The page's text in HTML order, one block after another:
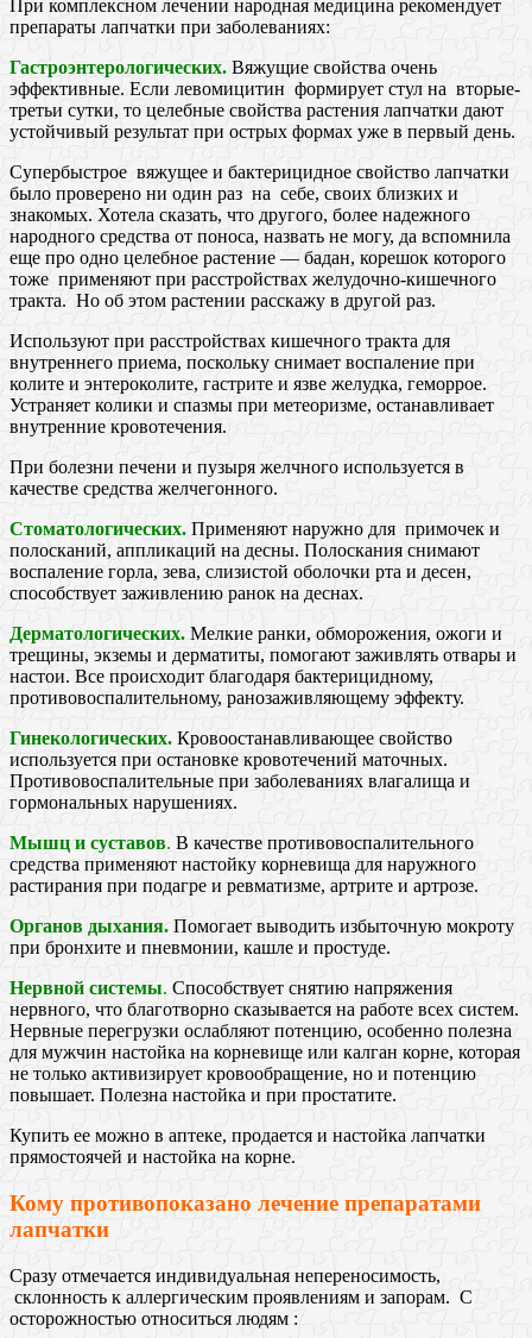
При комплексном лечении народная медицина рекомендует
препараты лапчатки при заболеваниях:
Гастроэнтерологических. Вяжущие свойства очень
эффективные. Если левомицитин формирует стул на вторые-
третьи сутки, то целебные свойства растения лапчатки дают
устойчивый результат при острых формах уже в первый день.
Супербыстрое вяжущее и бактерицидное свойство лапчатки
было проверено ни один раз на себе, своих близких и
знакомых. Хотела сказать, что другого, более надежного
народного средства от поноса, назвать не могу, да вспомнила
еще про одно целебное растение — бадан, корешок которого
тоже применяют при расстройствах желудочно-кишечного
тракта. Но об этом растении расскажу в другой раз.
Используют при расстройствах кишечного тракта для
внутреннего приема, поскольку снимает воспаление при
колите и энтероколите, гастрите и язве желудка, геморрое.
Устраняет колики и спазмы при метеоризме, останавливает
внутренние кровотечения.
При болезни печени и пузыря желчного используется в
качестве средства желчегонного.
Стоматологических. Применяют наружно для примочек и
полосканий, аппликаций на десны. Полоскания снимают
воспаление горла, зева, слизистой оболочки рта и десен,
способствует заживлению ранок на деснах.
Дерматологических. Мелкие ранки, обморожения, ожоги и
трещины, экземы и дерматиты, помогают заживлять отвары и
настои. Все происходит благодаря бактерицидному,
противовоспалительному, ранозаживляющему эффекту.
Гинекологических. Кровоостанавливающее свойство
используется при остановке кровотечений маточных.
Противовоспалительные при заболеваниях влагалища и
гормональных нарушениях.
Мышц и суставов. В качестве противовоспалительного
средства применяют настойку корневища для наружного
растирания при подагре и ревматизме, артрите и артрозе.
Органов дыхания. Помогает выводить избыточную мокроту
при бронхите и пневмонии, кашле и простуде.
Нервной системы. Способствует снятию напряжения
нервного, что благотворно сказывается на работе всех систем.
Нервные перегрузки ослабляют потенцию, особенно полезна
для мужчин настойка на корневище или калган корне, которая
не только активизирует кровообращение, но и потенцию
повышает. Полезна настойка и при простатите.
Купить ее можно в аптеке, продается и настойка лапчатки
прямостоячей и настойка на корне.
Кому противопоказано лечение препаратами
лапчатки
Сразу отмечается индивидуальная непереносимость,
склонность к аллергическим проявлениям и запорам. С
осторожностью относиться людям :